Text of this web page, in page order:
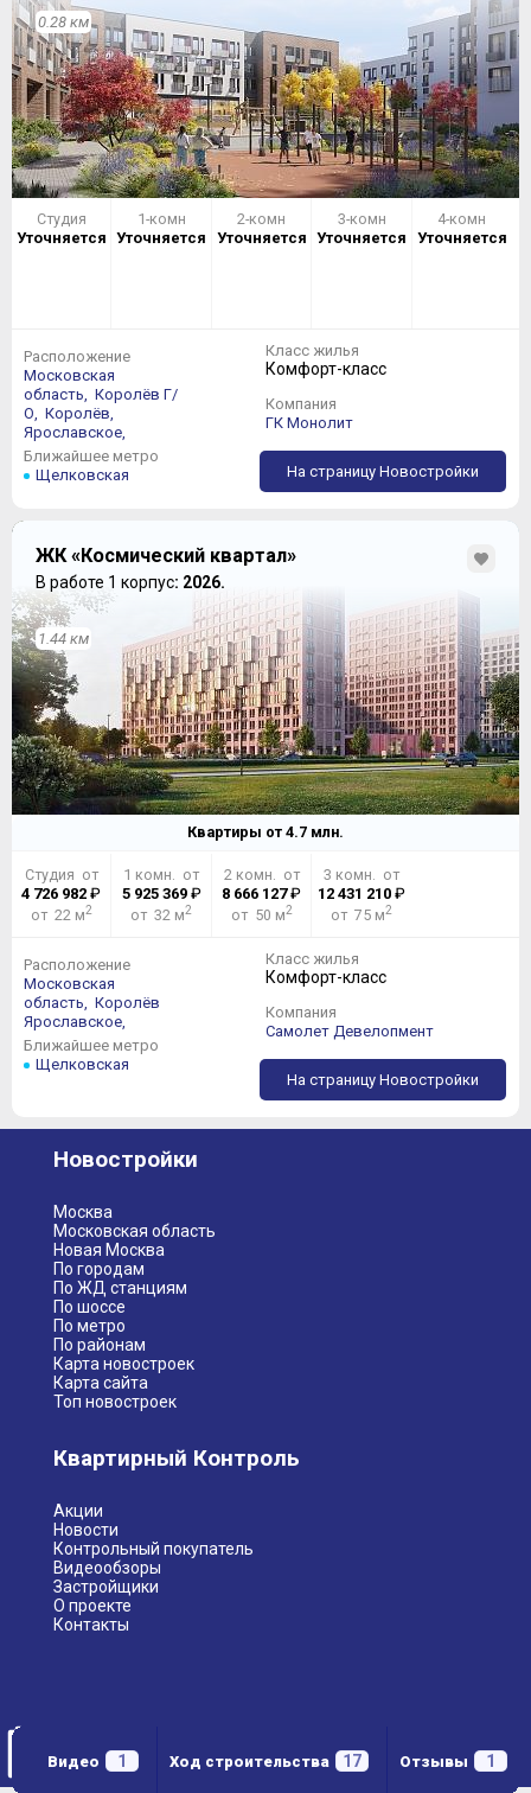
Видео 1 Ход строительства 17 Отзывы 1
0.28 км
Студия
Уточняется
1-комн
Уточняется
2-комн
Уточняется
3-комн
Уточняется
4-комн
Уточняется
Расположение
Московская
область,
Королёв Г/
О,
Королёв,
Ярославское,
Ближайшее метро
Щелковская
Класс жилья
Комфорт-класс
Компания
ГК Монолит
На страницу Новостройки
ЖК «Космический квартал»
В работе 1 корпус: 2026.
1.44 км
Квартиры от 4.7 млн.
Студия от
4 726 982 ₽
от 22 м2
1 комн. от
5 925 369₽
от 32 м2
2 комн. от
8 666 127₽
от 50 м2
3 комн. от
12 431 210 ₽
от 75 м2
Расположение
Московская
область,
Королёв
Ярославское,
Ближайшее метро
Щелковская
Класс жилья
Комфорт-класс
Компания
Самолет Девелопмент
На страницу Новостройки
Новостройки
Москва
Московская область
Новая Москва
По городам
По ЖД станциям
По шоссе
По метро
По районам
Карта новостроек
Карта сайта
Топ новостроек
Квартирный Контроль
Акции
Новости
Контрольный покупатель
Видеообзоры
Застройщики
О проекте
Контакты